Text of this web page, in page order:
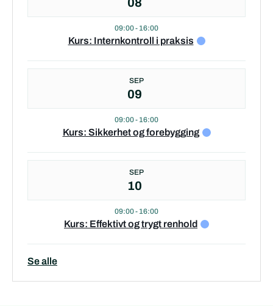
09:00- 16:00
Kurs: Internkontroll i praksis
09
SEP
09:00- 16:00
Kurs: Sikkerhet og forebygging
10
SEP
09:00- 16:00
Kurs: Effektivt og trygt renhold
Se alle